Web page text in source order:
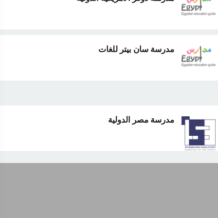
مدرسة سان بيتر للغات
مدرسة مصر الدولية